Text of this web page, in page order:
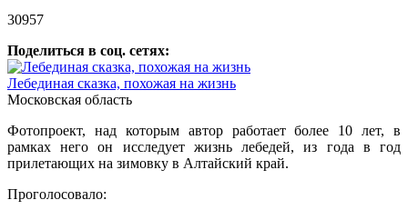
30957
Поделиться в соц. сетях:
Лебединая сказка, похожая на жизнь
Московская область
Фотопроект, над которым автор работает более 10 лет, в
рамках него он исследует жизнь лебедей, из года в год
прилетающих на зимовку в Алтайский край.
Проголосовало: